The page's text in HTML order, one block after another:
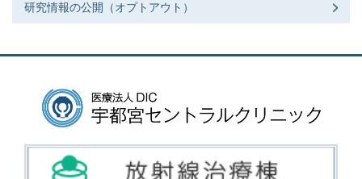
研究情報の公開（オプトアウト）